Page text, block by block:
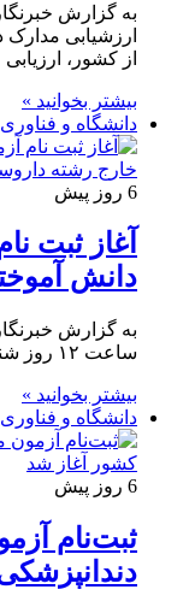
به گزارش
ارزشیابی
از کشور،
بیشتر بخوانید »
دانشگاه و
6 روز پیش
آغاز ثبت
دانش
به گزارش
ساعت ۱۲ روز شنبه ۱۰ مرداد آغاز شده است و…
بیشتر بخوانید »
دانشگاه و
6 روز پیش
ثبت‌نام